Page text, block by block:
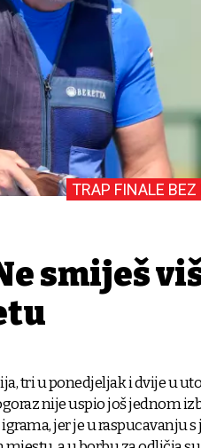
TRAP FINALE
smiješ
tri u ponedjeljak i dvije u
nije uspio još jednom
jer je u raspucavanju